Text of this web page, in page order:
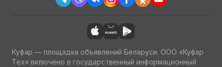
Куфар — площадка объявлений Беларуси. ООО «Куфар
Тех» включено в государственный информационный